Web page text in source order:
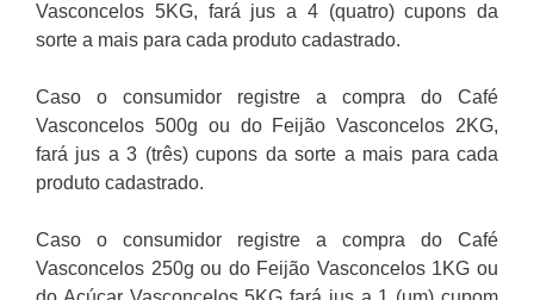
Vasconcelos 5KG, fará jus a 4 (quatro) cupons da
sorte a mais para cada produto cadastrado.
Caso o consumidor registre a compra do Café
Vasconcelos 500g ou do Feijão Vasconcelos 2KG,
fará jus a 3 (três) cupons da sorte a mais para cada
produto cadastrado.
Caso o consumidor registre a compra do Café
Vasconcelos 250g ou do Feijão Vasconcelos 1KG ou